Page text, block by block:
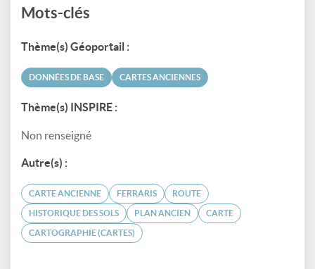
Mots-clés
Thème(s) Géoportail :
DONNÉES DE BASE CARTES ANCIENNES
Thème(s) INSPIRE :
Non renseigné
Autre(s) :
CARTE ANCIENNE FERRARIS ROUTE
HISTORIQUE DES SOLS PLAN ANCIEN CARTE
CARTOGRAPHIE (CARTES)